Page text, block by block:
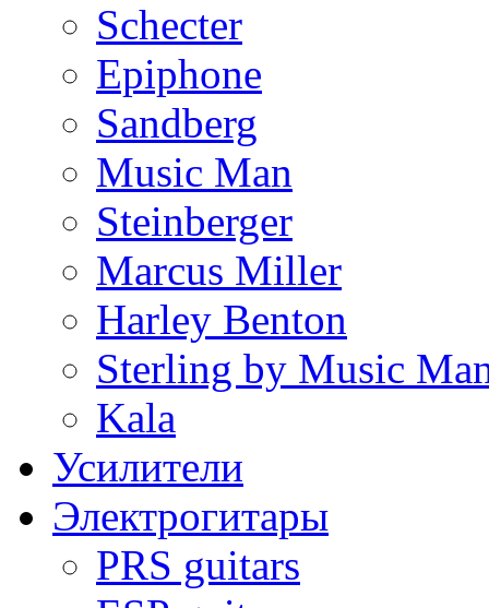
Schecter
Epiphone
Sandberg
Music Man
Steinberger
Marcus Miller
Harley Benton
Sterling by Music
Kala
Усилители
Электрогитары
PRS guitars